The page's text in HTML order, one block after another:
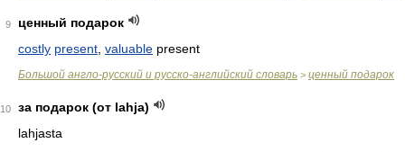
9
ценный подарок
costly present valuable present
Большой англо-русский и русско-английский словарь > ценный подарок
10
за подарок (от lahja)
lahjasta